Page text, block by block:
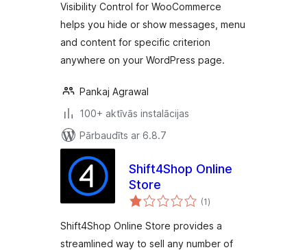
Visibility Control for WooCommerce
helps you hide or show messages, menu
and content for specific criterion
anywhere on your WordPress page.
Pankaj Agrawal
100+ aktīvās instalācijas
Pārbaudīts ar 6.8.7
Shift4Shop Online
Store
(1vērtējumu
kopsumma
)
Shift4Shop Online Store provides a
streamlined way to sell any number of